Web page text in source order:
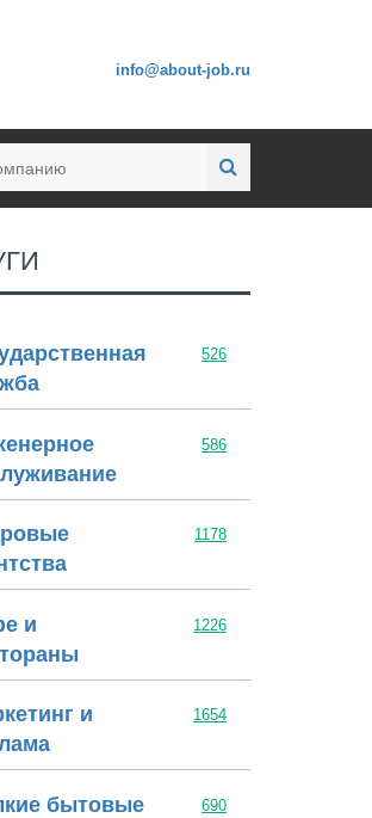
info@about-job.ru
526
586
1178
и
1226
и
1654
бытовые
690